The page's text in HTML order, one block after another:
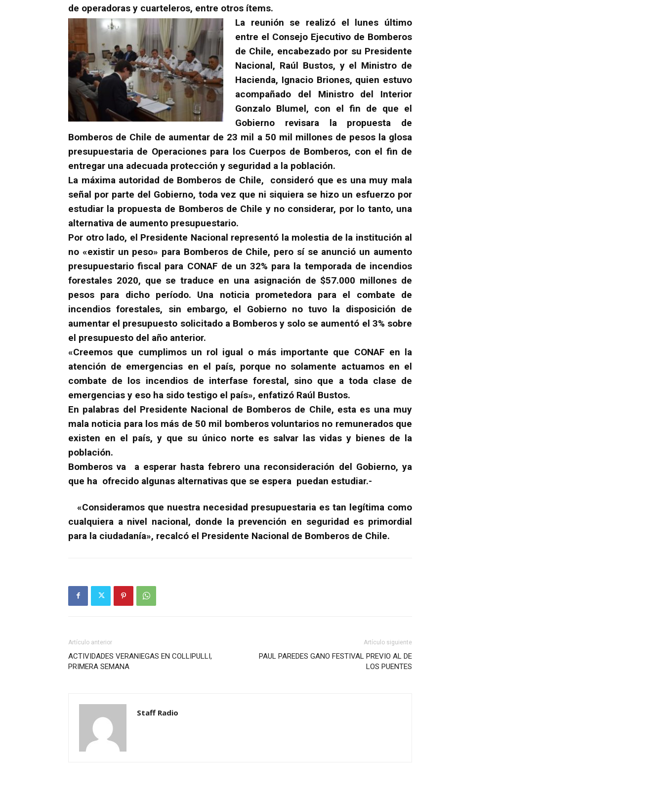
de operadoras y cuarteleros, entre otros ítems.
La reunión se realizó el lunes último
entre el Consejo Ejecutivo de Bomberos
de Chile, encabezado por su Presidente
Nacional, Raúl Bustos, y el Ministro de
Hacienda, Ignacio Briones, quien estuvo
acompañado del Ministro del Interior
Gonzalo Blumel, con el fin de que el
Gobierno revisara la propuesta de
Bomberos de Chile de aumentar de 23 mil a 50 mil millones de pesos la glosa
presupuestaria de Operaciones para los Cuerpos de Bomberos, con el fin de
entregar una adecuada protección y seguridad a la población.
La máxima autoridad de Bomberos de Chile, consideró que es una muy mala
señal por parte del Gobierno, toda vez que ni siquiera se hizo un esfuerzo por
estudiar la propuesta de Bomberos de Chile y no considerar, por lo tanto, una
alternativa de aumento presupuestario.
Por otro lado, el Presidente Nacional representó la molestia de la institución al
no «existir un peso» para Bomberos de Chile, pero sí se anunció un aumento
presupuestario fiscal para CONAF de un 32% para la temporada de incendios
forestales 2020, que se traduce en una asignación de $57.000 millones de
pesos para dicho período. Una noticia prometedora para el combate de
incendios forestales, sin embargo, el Gobierno no tuvo la disposición de
aumentar el presupuesto solicitado a Bomberos y solo se aumentó el 3% sobre
el presupuesto del año anterior.
«Creemos que cumplimos un rol igual o más importante que CONAF en la
atención de emergencias en el país, porque no solamente actuamos en el
combate de los incendios de interfase forestal, sino que a toda clase de
emergencias y eso ha sido testigo el país», enfatizó Raúl Bustos.
En palabras del Presidente Nacional de Bomberos de Chile, esta es una muy
mala noticia para los más de 50 mil bomberos voluntarios no remunerados que
existen en el país, y que su único norte es salvar las vidas y bienes de la
población.
Bomberos va a esperar hasta febrero una reconsideración del Gobierno, ya
que ha ofrecido algunas alternativas que se espera puedan estudiar.-
«Consideramos que nuestra necesidad presupuestaria es tan legítima como
cualquiera a nivel nacional, donde la prevención en seguridad es primordial
para la ciudadanía», recalcó el Presidente Nacional de Bomberos de Chile.
Artículo anterior
ACTIVIDADES VERANIEGAS EN COLLIPULLI,
PRIMERA SEMANA
Artículo siguiente
PAUL PAREDES GANO FESTIVAL PREVIO AL DE
LOS PUENTES
Staff Radio